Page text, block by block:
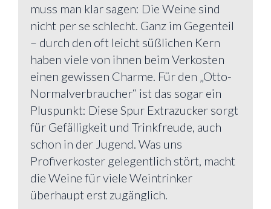
muss man klar sagen: Die Weine sind
nicht per se schlecht. Ganz im Gegenteil
– durch den oft leicht süßlichen Kern
haben viele von ihnen beim Verkosten
einen gewissen Charme. Für den „Otto-
Normalverbraucher“ ist das sogar ein
Pluspunkt: Diese Spur Extrazucker sorgt
für Gefälligkeit und Trinkfreude, auch
schon in der Jugend. Was uns
Profiverkoster gelegentlich stört, macht
die Weine für viele Weintrinker
überhaupt erst zugänglich.